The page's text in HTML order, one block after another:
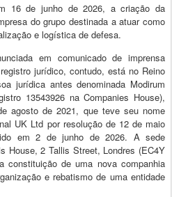
16 de junho de 2026, a criação da
do grupo destinada a atuar como
e logística de defesa.
em comunicado de imprensa
jurídico, contudo, está no Reino
jurídica antes denominada Modirum
13543926 na Companies House),
agosto de 2021, que teve seu nome
UK Ltd por resolução de 12 de maio
em 2 de junho de 2026. A sede
House, 2 Tallis Street, Londres (EC4Y
constituição de uma nova companhia
e rebatismo de uma entidade